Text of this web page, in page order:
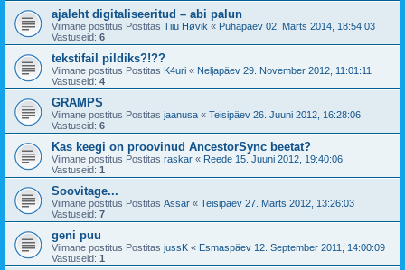
ajaleht digitaliseeritud – abi palun
Viimane postitus Postitas Tiiu Høvik « Pühapäev 02. Märts 2014, 18:54:03
Vastuseid: 6
tekstifail pildiks?!??
Viimane postitus Postitas K4uri « Neljapäev 29. November 2012, 11:01:11
Vastuseid: 4
GRAMPS
Viimane postitus Postitas jaanusa « Teisipäev 26. Juuni 2012, 16:28:06
Vastuseid: 6
Kas keegi on proovinud AncestorSync beetat?
Viimane postitus Postitas raskar « Reede 15. Juuni 2012, 19:40:06
Vastuseid: 1
Soovitage...
Viimane postitus Postitas Assar « Teisipäev 27. Märts 2012, 13:26:03
Vastuseid: 7
geni puu
Viimane postitus Postitas jussK « Esmaspäev 12. September 2011, 14:00:09
Vastuseid: 1